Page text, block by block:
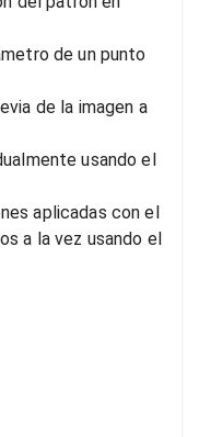
de un punto
de la imagen a
usando el
aplicadas con el
a la vez usando el